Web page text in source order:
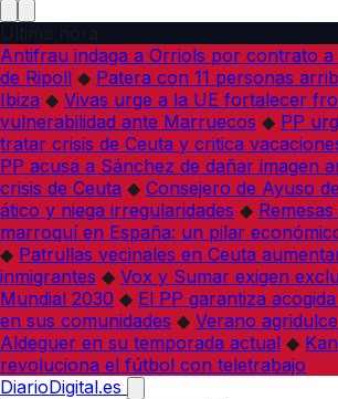
Antifrau indaga a Orriols por contrato a
de Ripoll ◆ Patera con 11 personas
Ibiza ◆ Vivas urge a la UE fortalecer
vulnerabilidad ante Marruecos ◆ PP
tratar crisis de Ceuta y critica
PP acusa a Sánchez de dañar imagen
crisis de Ceuta ◆ Consejero de Ayuso
ático y niega irregularidades ◆
marroquí en España: un pilar
◆ Patrullas vecinales en Ceuta
inmigrantes ◆ Vox y Sumar exigen
Mundial 2030 ◆ El PP garantiza
en sus comunidades ◆ Verano
Aldeguer en su temporada actual ◆
revoluciona el fútbol con teletrabajo
DiarioDigital.es